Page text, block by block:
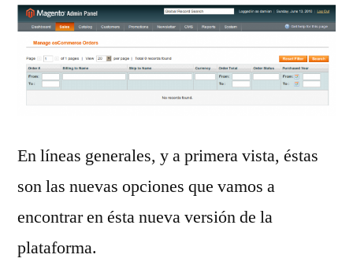
En líneas generales, y a primera vista, éstas
son las nuevas opciones que vamos a
encontrar en ésta nueva versión de la
plataforma.